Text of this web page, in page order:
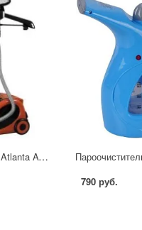
Пароочиститель Atlanta ATH 5663 в Москве
790 руб.